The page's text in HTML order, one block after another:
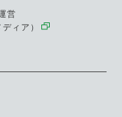
営
ィア）